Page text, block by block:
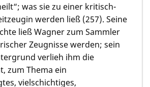
was sie zu einer kritisch-
werden ließ (257). Seine
ließ Wagner zum Sammler
Zeugnisse werden; sein
verlieh ihm die
zum Thema ein
vielschichtiges,